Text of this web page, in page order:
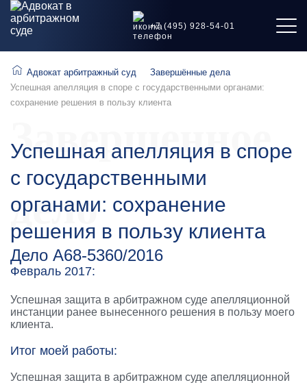
+7 (495) 928-54-01
Адвокат арбитражный суд
Завершённые дела
Успешная апелляция в споре с государственными органами:
сохранение решения в пользу клиента
Успешная апелляция в споре
с государственными
органами: сохранение
решения в пользу клиента
Дело А68-5360/2016
Февраль 2017:
Завершенное
дело
Успешная защита в арбитражном суде апелляционной
инстанции ранее вынесенного решения в пользу моего
клиента.
Итог моей работы:
Успешная защита в арбитражном суде апелляционной